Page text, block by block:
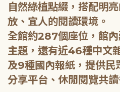
自然綠植點綴，搭配明
放、宜人的閱讀環境。
全館約287個座位，館
主題，還有近46種中文
及9種國內報紙，提供民